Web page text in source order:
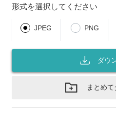
形式を選択してください
JPEG PNG
ダウ
まとめて